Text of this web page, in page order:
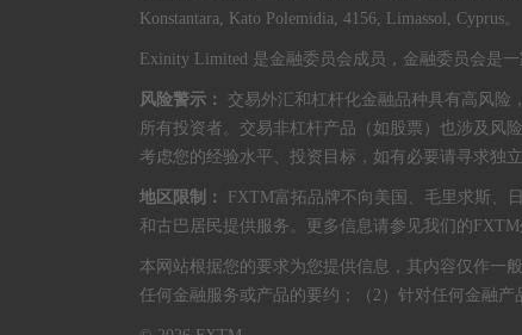
Konstantara, Kato Polemidia, 4156, Limassol, Cyprus。
Exinity Limited 是金融委员会成员，金融委员会是
风险警示：
交易外汇和杠杆化金融品种具有高风险
所有投资者。交易非杠杆产品（如股票）也涉及风
考虑您的经验水平、投资目标，如有必要请寻求独
地区限制：
FXTM富拓品牌不向美国、毛里求斯、
和古巴居民提供服务。更多信息请参见我们的FXTM
本网站根据您的要求为您提供信息，其内容仅作一
任何金融服务或产品的要约；（2）针对任何金融